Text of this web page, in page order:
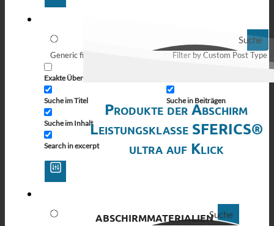
Suche
Generic filters
Exakte Übereinstimmung
Suche im Titel
Suche im Inhalt
Search in excerpt
Filter by Custom Post Type
Suche in Beiträgen
Suche
Produkte der Abschirm
Leistungsklasse SFERICS®
ultra auf Klick
ABSCHIRMMATERIALIEN